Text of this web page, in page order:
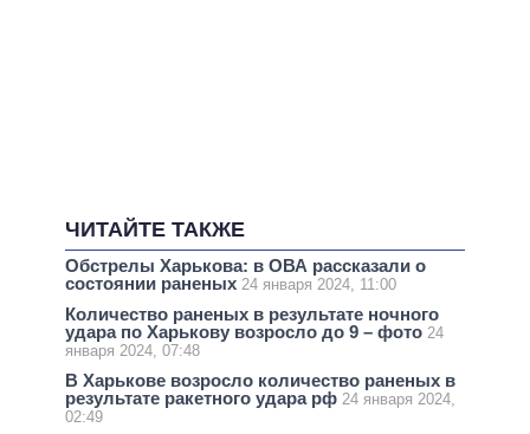
ЧИТАЙТЕ ТАКЖЕ
Обстрелы Харькова: в ОВА рассказали о
состоянии раненых 24 января 2024, 11:00
Количество раненых в результате ночного
удара по Харькову возросло до 9 – фото 24
января 2024, 07:48
В Харькове возросло количество раненых в
результате ракетного удара рф 24 января 2024,
02:49